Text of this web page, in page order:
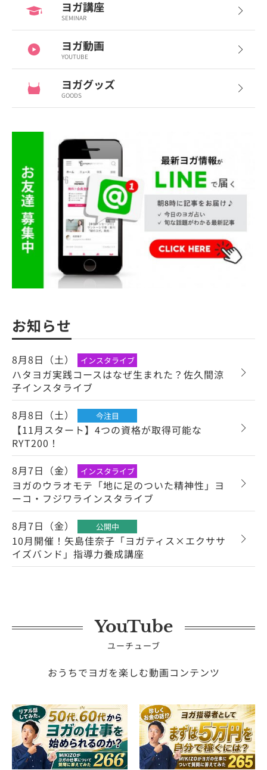
ヨガ講座
SEMINAR
ヨガ動画
YOUTUBE
ヨガグッズ
GOODS
お知らせ
8月8日（土） インスタライブ
ハタヨガ実践コースはなぜ生まれた？佐久間涼
子インスタライブ
8月8日（土）
今注目
【11月スタート】4つの資格が取得可能な
RYT200！
8月7日（金）
インスタライブ
ヨガのウラオモテ「地に足のついた精神性」ヨ
ーコ・フジワラインスタライブ
8月7日（金）
公開中
10月開催！矢島佳奈子「ヨガティス×エクササ
イズバンド」指導力養成講座
YouTube
ユーチューブ
おうちでヨガを楽しむ動画コンテンツ